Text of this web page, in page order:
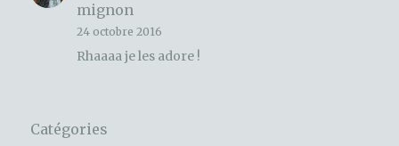
mignon
24 octobre 2016
Rhaaaa je les adore !
Catégories